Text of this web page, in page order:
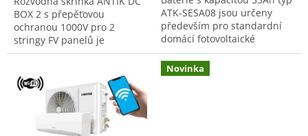
BOX 2 s přepěťovou
ochranou 1000V pro 2
stringy FV panelů je
spolehlivým řešením pro
instalace. Obsahuje 2...
ATK-SESA08 jsou určeny
především pro standardní
domácí fotovoltaické
systémy s výkonem do 10
kW nabízejí využitelnou
energii 8,1 kWh...
Novinka